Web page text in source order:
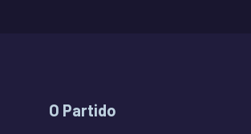
O Partido